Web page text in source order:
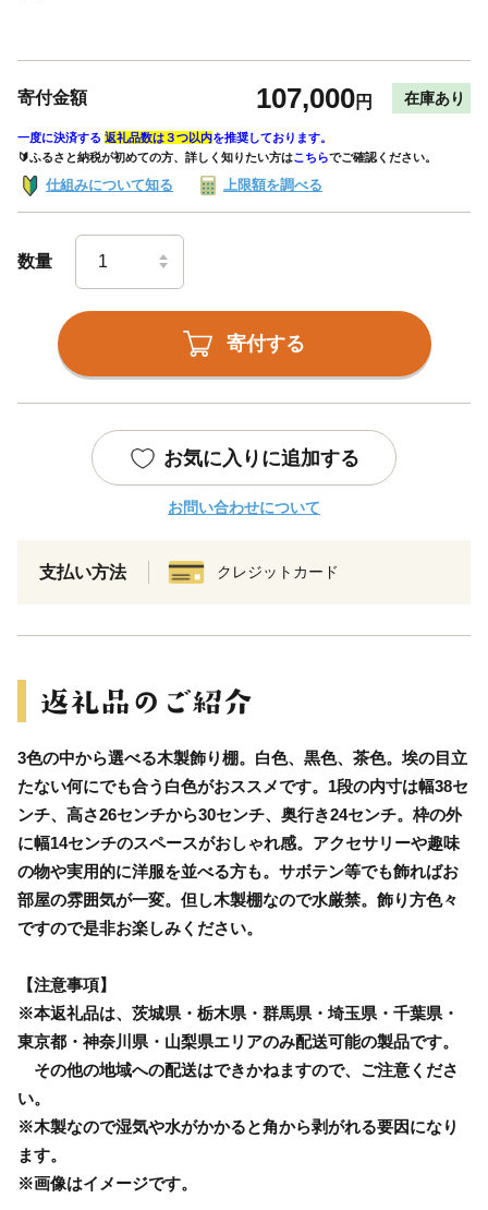
寄付金額 107,000円 在庫あり
一度に決済する 返礼品数は３つ以内を推奨しております。
🔰ふるさと納税が初めての方、詳しく知りたい方はこちらでご確認ください。
仕組みについて知る 上限額を調べる
数量
寄付する
お気に入りに追加する
お問い合わせについて
支払い方法 クレジットカード
3色の中から選べる木製飾り棚。白色、黒色、茶色。埃の目立
たない何にでも合う白色がおススメです。1段の内寸は幅38セ
ンチ、高さ26センチから30センチ、奥行き24センチ。枠の外
に幅14センチのスペースがおしゃれ感。アクセサリーや趣味
の物や実用的に洋服を並べる方も。サボテン等でも飾ればお
部屋の雰囲気が一変。但し木製棚なので水厳禁。飾り方色々
ですので是非お楽しみください。
【注意事項】
※本返礼品は、茨城県・栃木県・群馬県・埼玉県・千葉県・
東京都・神奈川県・山梨県エリアのみ配送可能の製品です。
その他の地域への配送はできかねますので、ご注意くださ
い。
※木製なので湿気や水がかかると角から剥がれる要因になり
ます。
※画像はイメージです。